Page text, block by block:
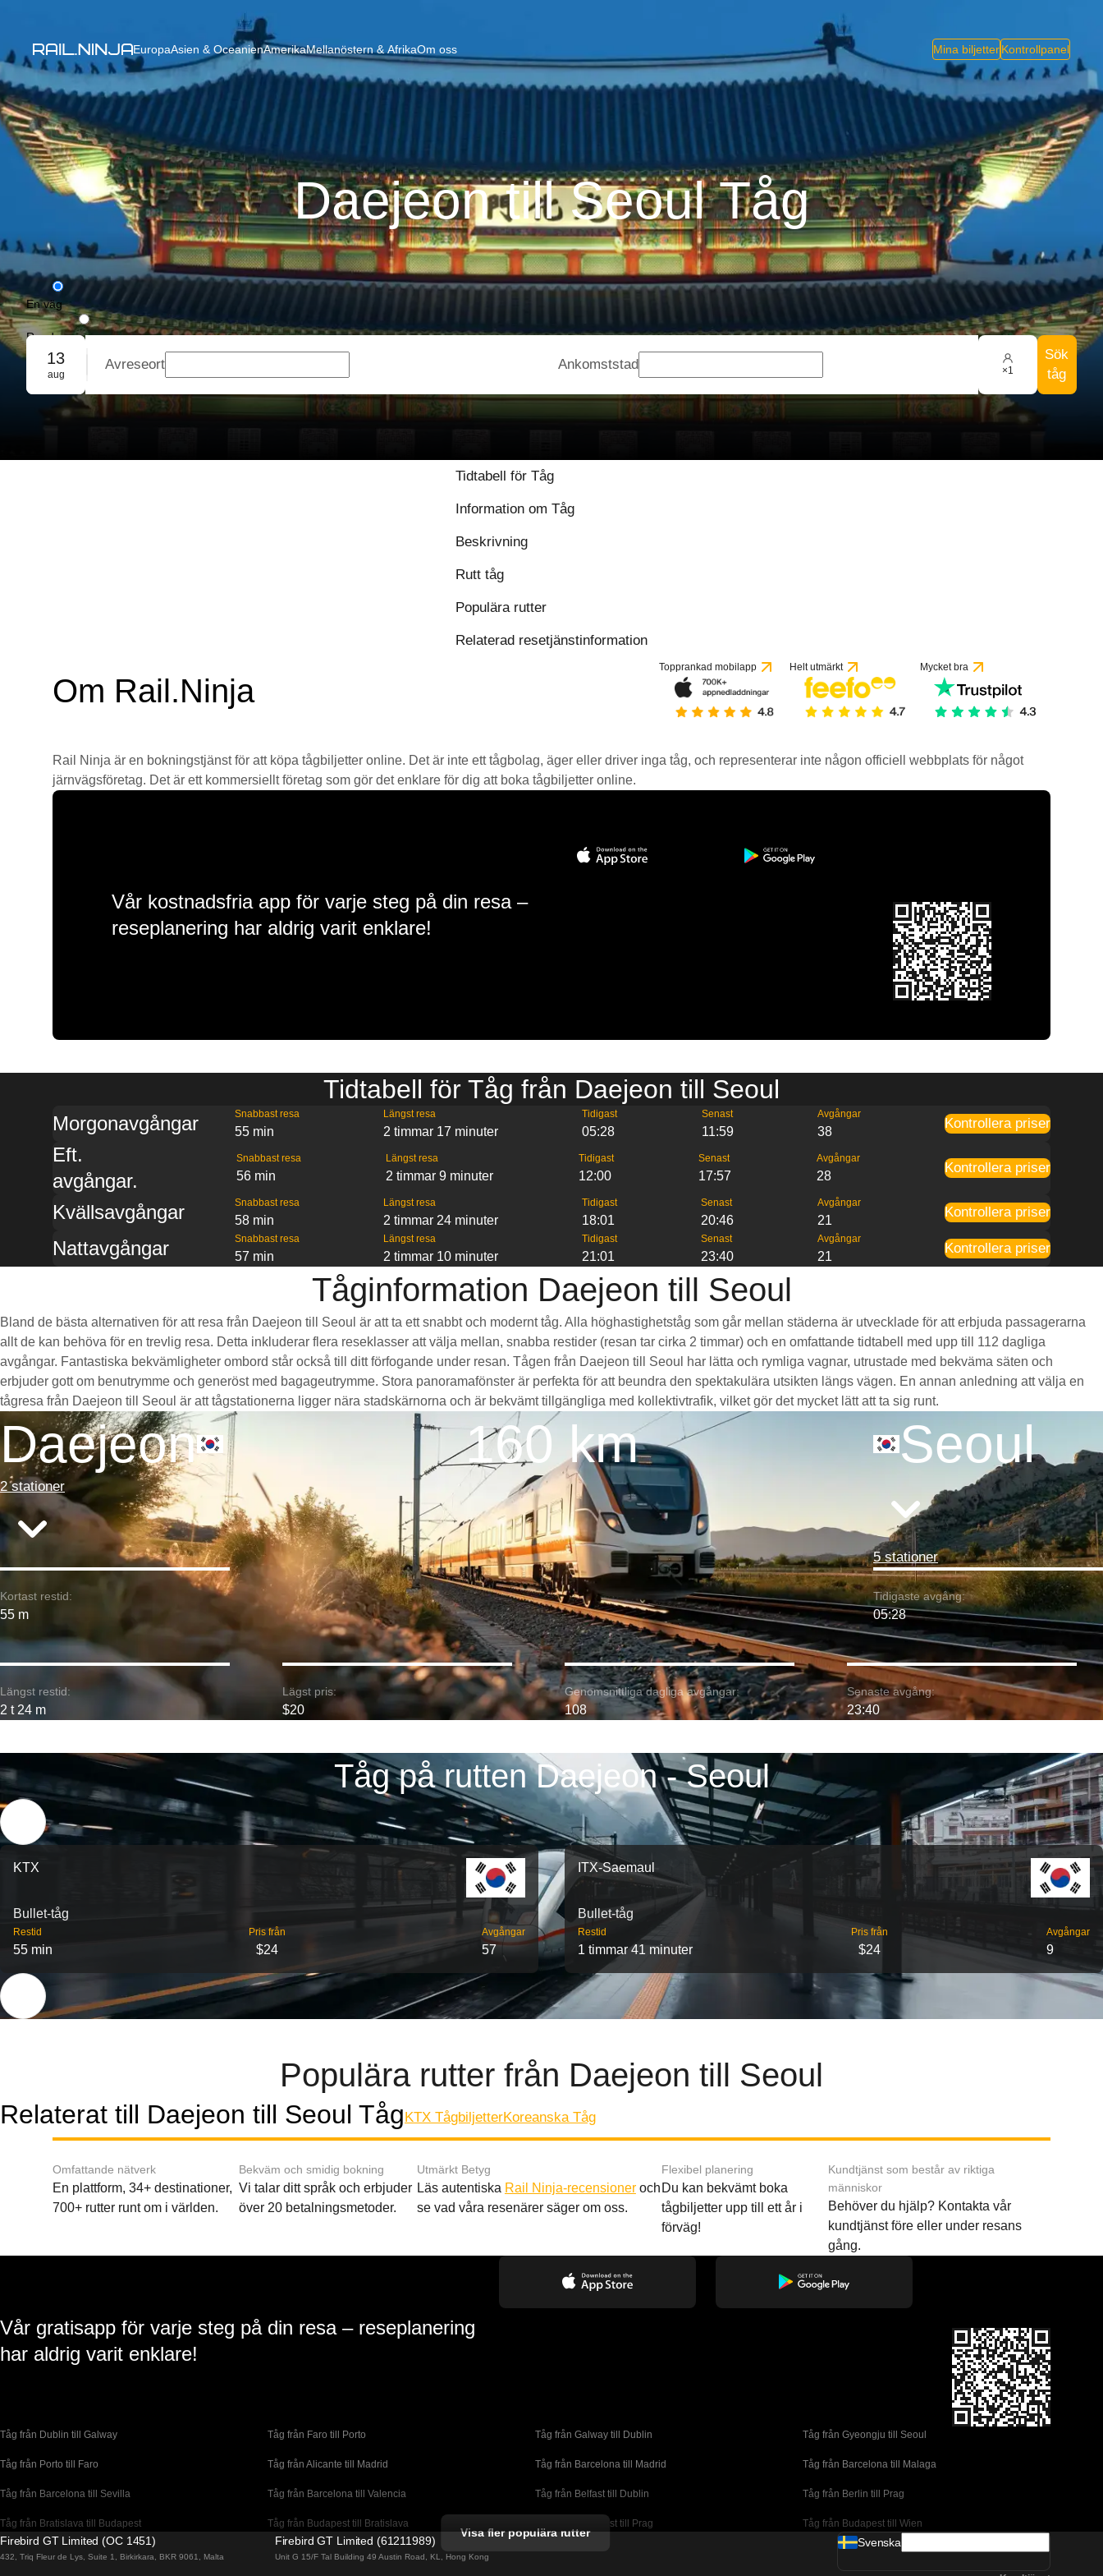
EuropaAsien & OceanienAmerikaMellanöstern & AfrikaOm oss Mina biljetterKontrollpanel
Daejeon till Seoul Tåg
En väg
Rundresa
Gruppbokning
13
aug
Avreseort Ankomststad ×1
Sök
tåg
Tidtabell för Tåg
Information om Tåg
Beskrivning
Rutt tåg
Populära rutter
Relaterad resetjänstinformation
Om Rail.Ninja
Topprankad mobilapp Helt utmärkt Mycket bra
Rail Ninja är en bokningstjänst för att köpa tågbiljetter online. Det är inte ett tågbolag, äger eller driver inga tåg, och representerar inte någon officiell webbplats för något
järnvägsföretag. Det är ett kommersiellt företag som gör det enklare för dig att boka tågbiljetter online.
Vår kostnadsfria app för varje steg på din resa –
reseplanering har aldrig varit enklare!
Tidtabell för Tåg från Daejeon till Seoul
Morgonavgångar Snabbast resa
55 min
Längst resa
2 timmar 17 minuter
Tidigast
05:28
Senast
11:59
Avgångar
38
Kontrollera priser
Eft.
avgångar.
Snabbast resa
56 min
Längst resa
2 timmar 9 minuter
Tidigast
12:00
Senast
17:57
Avgångar
28
Kontrollera priser
Kvällsavgångar Snabbast resa
58 min
Längst resa
2 timmar 24 minuter
Tidigast
18:01
Senast
20:46
Avgångar
21
Kontrollera priser
Nattavgångar Snabbast resa
57 min
Längst resa
2 timmar 10 minuter
Tidigast
21:01
Senast
23:40
Avgångar
21
Kontrollera priser
Tåginformation Daejeon till Seoul
Bland de bästa alternativen för att resa från Daejeon till Seoul är att ta ett snabbt och modernt tåg. Alla höghastighetståg som går mellan städerna är utvecklade för att erbjuda passagerarna
allt de kan behöva för en trevlig resa. Detta inkluderar flera reseklasser att välja mellan, snabba restider (resan tar cirka 2 timmar) och en omfattande tidtabell med upp till 112 dagliga
avgångar. Fantastiska bekvämligheter ombord står också till ditt förfogande under resan. Tågen från Daejeon till Seoul har lätta och rymliga vagnar, utrustade med bekväma säten och
erbjuder gott om benutrymme och generöst med bagageutrymme. Stora panoramafönster är perfekta för att beundra den spektakulära utsikten längs vägen. En annan anledning att välja en
tågresa från Daejeon till Seoul är att tågstationerna ligger nära stadskärnorna och är bekvämt tillgängliga med kollektivtrafik, vilket gör det mycket lätt att ta sig runt.
Daejeon
2 stationer
160 km Seoul
5 stationer
Kortast restid:
55 m
Tidigaste avgång:
05:28
Längst restid:
2 t 24 m
Lägst pris:
$20
Genomsnittliga dagliga avgångar:
108
Senaste avgång:
23:40
Tåg på rutten Daejeon - Seoul
KTX
Bullet-tåg
Restid
55 min
Pris från
$24
Avgångar
57
ITX-Saemaul
Bullet-tåg
Restid
1 timmar 41 minuter
Pris från
$24
Avgångar
9
Populära rutter från Daejeon till Seoul
9.2 / 10 baserat på 53 recensioner
Relaterat till Daejeon till Seoul TågKTX TågbiljetterKoreanska Tåg
Omfattande nätverk
En plattform, 34+ destinationer,
700+ rutter runt om i världen.
Bekväm och smidig bokning
Vi talar ditt språk och erbjuder
över 20 betalningsmetoder.
Utmärkt Betyg
Läs autentiska Rail Ninja-recensioneroch
se vad våra resenärer säger om oss.
Flexibel planering
Du kan bekvämt boka
tågbiljetter upp till ett år i
förväg!
Kundtjänst som består av riktiga
människor
Behöver du hjälp? Kontakta vår
kundtjänst före eller under resans
gång.
Vår gratisapp för varje steg på din resa – reseplanering
har aldrig varit enklare!
Tåg från Dublin till Galway Tåg från Faro till Porto Tåg från Galway till Dublin Tåg från Gyeongju till Seoul
Tåg från Porto till Faro Tåg från Alicante till Madrid Tåg från Barcelona till Madrid Tåg från Barcelona till Malaga
Tåg från Barcelona till Sevilla Tåg från Barcelona till Valencia Tåg från Belfast till Dublin Tåg från Berlin till Prag
Tåg från Bratislava till Budapest Tåg från Budapest till Bratislava Tåg från Budapest till Prag Tåg från Budapest till Wien
Tåg från Coimbra till Lissabon Tåg från Coimbra till Porto Tåg från Dublin till Belfast
Visa fler populära rutter
Firebird GT Limited (OC 1451)
432, Triq Fleur de Lys, Suite 1, Birkirkara, BKR 9061, Malta
Firebird GT Limited (61211989)
Unit G 15/F Tal Building 49 Austin Road, KL, Hong Kong
Svenska